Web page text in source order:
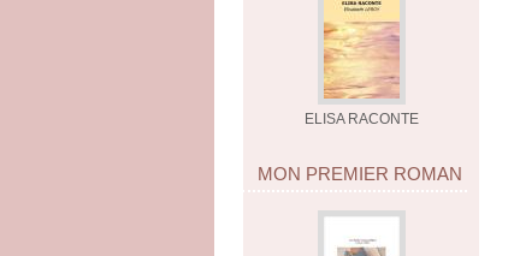
ELISA RACONTE
MON PREMIER ROMAN